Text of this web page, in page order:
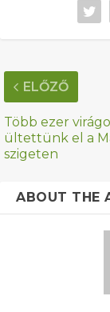
ELŐZŐ
Több ezer
ültettünk el a
szigeten
ABOUT THE